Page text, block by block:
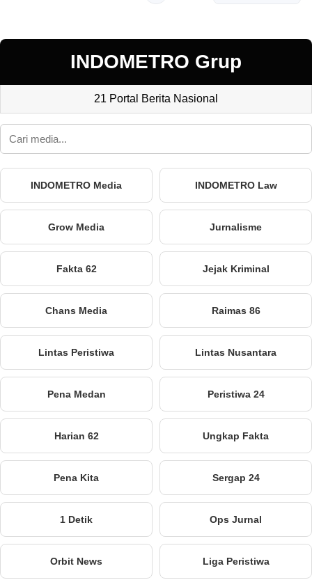
INDOMETRO Grup
21 Portal Berita Nasional
INDOMETRO Media INDOMETRO Law
Grow Media Jurnalisme
Fakta 62 Jejak Kriminal
Chans Media Raimas 86
Lintas Peristiwa Lintas Nusantara
Pena Medan Peristiwa 24
Harian 62 Ungkap Fakta
Pena Kita Sergap 24
1 Detik Ops Jurnal
Orbit News Liga Peristiwa